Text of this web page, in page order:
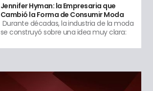
Jennifer Hyman: la Empresaria que
Cambió la Forma de Consumir Moda
Durante décadas, la industria de la moda
se construyó sobre una idea muy clara: